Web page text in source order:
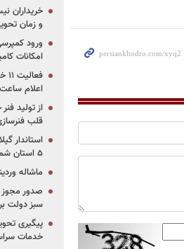
خریداران
و زمان
ورود
امکانات
اعلام ساعت
از تولید
قلب
استاندار
۵ استان شمالی بلامانع شد
ماشاله
سبز دولت
پیگیری
خدمات